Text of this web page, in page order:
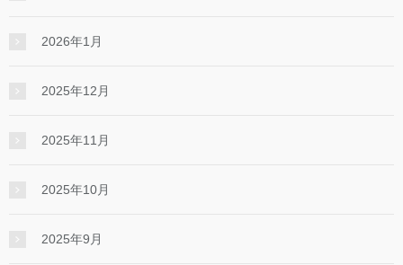
2026年1月
2025年12月
2025年11月
2025年10月
2025年9月